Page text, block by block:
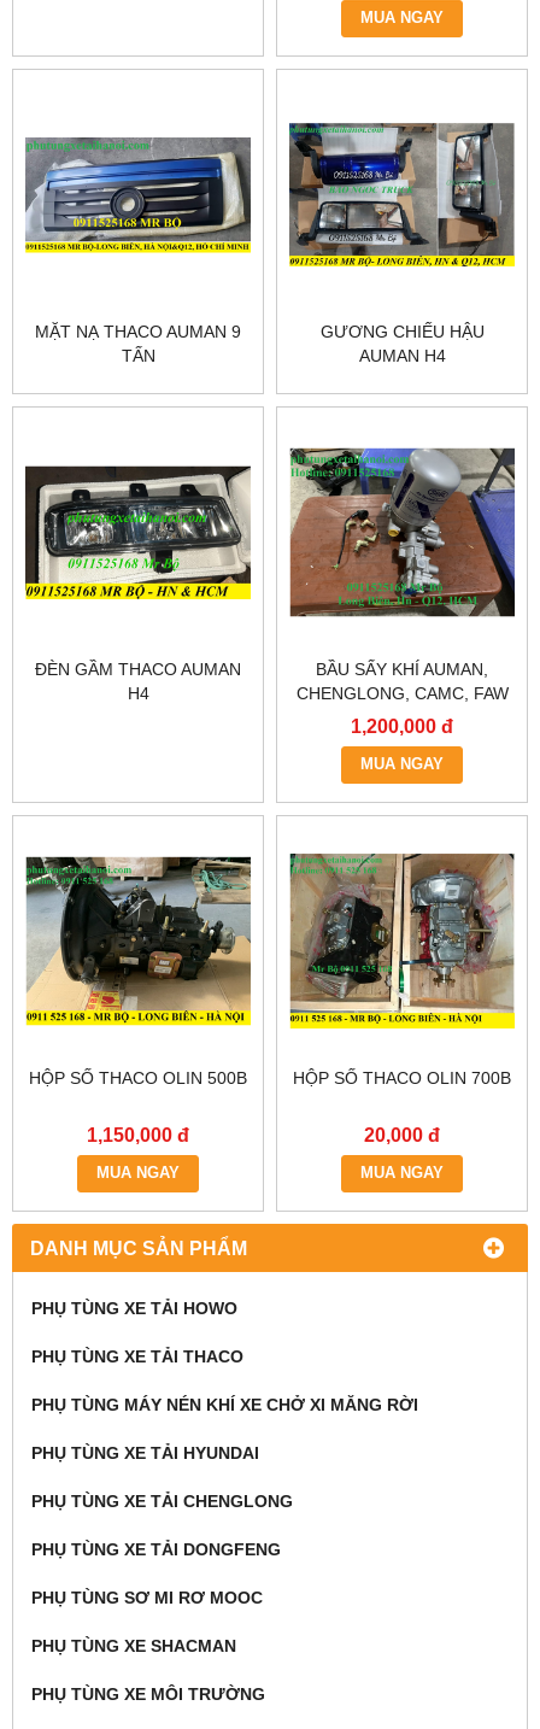
DANH MỤC SẢN PHẨM
PHỤ TÙNG XE TẢI HOWO
PHỤ TÙNG XE TẢI THACO
PHỤ TÙNG MÁY NÉN KHÍ XE CHỞ XI MĂNG RỜI
PHỤ TÙNG XE TẢI HYUNDAI
PHỤ TÙNG XE TẢI CHENGLONG
PHỤ TÙNG XE TẢI DONGFENG
PHỤ TÙNG SƠ MI RƠ MOOC
PHỤ TÙNG XE SHACMAN
PHỤ TÙNG XE MÔI TRƯỜNG
MUA NGAY
MẶT NẠ THACO AUMAN 9
TẤN
GƯƠNG CHIẾU HẬU
AUMAN H4
ĐÈN GẦM THACO AUMAN
H4
BẦU SẤY KHÍ AUMAN,
CHENGLONG, CAMC, FAW
1,200,000 đ
MUA NGAY
HỘP SỐ THACO OLIN 500B
1,150,000 đ
MUA NGAY
HỘP SỐ THACO OLIN 700B
20,000 đ
MUA NGAY